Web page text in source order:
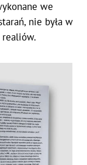
we
nie była w
realiów.